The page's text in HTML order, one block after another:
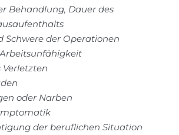
Behandlung, Dauer des
Schwere der Operationen
Verletzten
oder Narben
der beruflichen Situation